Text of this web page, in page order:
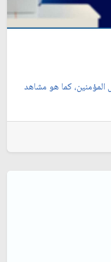
المؤمنين، كما هو مشاهد